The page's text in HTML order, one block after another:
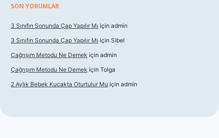
SON YORUMLAR
3 Sınıfın Sonunda Çap Yapılır Mı için admin
3 Sınıfın Sonunda Çap Yapılır Mı için Sibel
Çağrışım Metodu Ne Demek için admin
Çağrışım Metodu Ne Demek için Tolga
2 Aylık Bebek Kucakta Oturtulur Mu için admin